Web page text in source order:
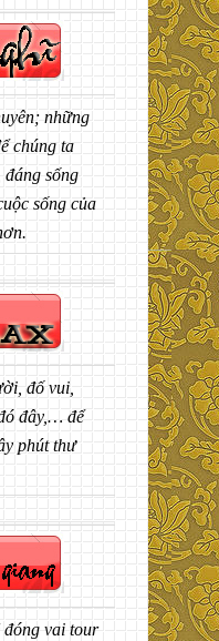
những
chúng ta
sống
sống của
đố vui,
đây,… để
phút thư
đóng vai tour